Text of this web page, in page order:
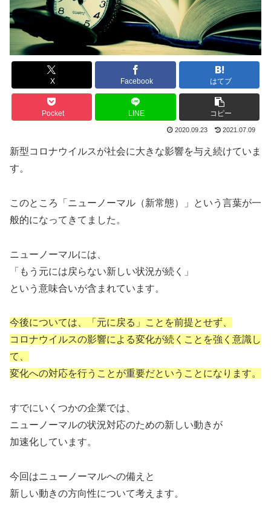
X Facebook はてブ
Pocket LINE コピー
2020.09.23 2021.07.09
新型コロナウイルスが社会に大きな影響を与え続けていま
す。
このところ「ニューノーマル（新常態）」という言葉が一
般的になってきてました。
ニューノーマルには、
「もう元には戻らない新しい状況が続く」
という意味合いが含まれています。
今後については、「元に戻る」ことを前提とせず、
コロナウイルスの影響による変化が続くことを強く意識し
て、
変化への対応を行うことが重要だということになります。
すでにいくつかの企業では、
ニューノーマルの状況対応のための新しい動きが
加速化しています。
今回はニューノーマルへの備えと
新しい動きの方向性について考えます。